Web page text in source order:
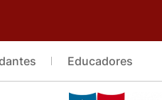
Educadores